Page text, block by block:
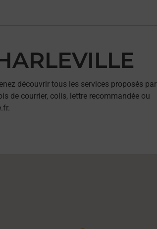
découvrir tous les services proposés par
de courrier, colis, lettre recommandée ou